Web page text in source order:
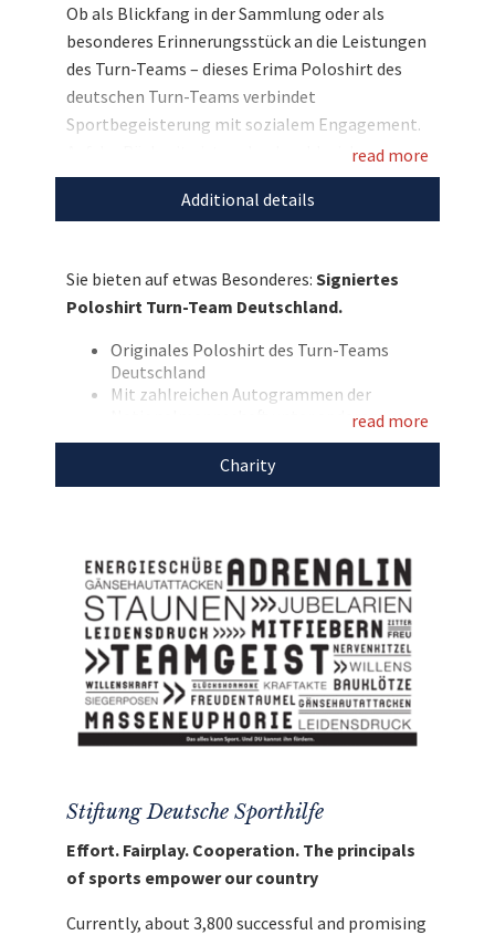
Ob als Blickfang in der Sammlung oder als
besonderes Erinnerungsstück an die Leistungen
des Turn-Teams – dieses Erima Poloshirt des
deutschen Turn-Teams verbindet
Sportbegeisterung mit sozialem Engagement.
Auf der Rückseite ist es durch zahlreiche
handschriftliche Autogramme von ehemaligen
sowie aktuellen Turnerinnen und Turnern aus
Lucas Kochan. Bieten Sie mit und unterstützen
Sie mit Ihrem Gebot die Stiftung Deutsche
Sporthilfe!
Entdecken Sie bei uns auch
für den guten
Zweck!
read more
Additional details
Sie bieten auf etwas Besonderes: Signiertes
Poloshirt Turn-Team Deutschland.
Originales Poloshirt des Turn-Teams
Deutschland
Mit zahlreichen Autogrammen der
Nationalmannschaft unter anderem von
Lukas Dauser, Andreas Toba, Nils Dunkel
und Lucas Kochan
Größe 42
Mit dem Erlös dieser Auktion unterstützen wir
dieStiftung Deutsche Sporthilfe.
read more
Charity
Stiftung Deutsche Sporthilfe
Effort. Fairplay. Cooperation. The principals
of sports empower our country
Currently, about 3,800 successful and promising